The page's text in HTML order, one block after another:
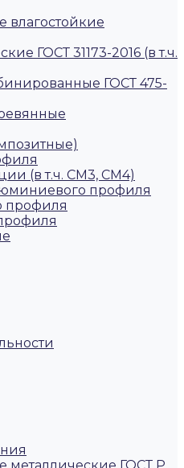
ГОСТ 31173-2016 (в т.ч.
ГОСТ 475-
(в т.ч. СМ3, СМ4)
профиля
профиля